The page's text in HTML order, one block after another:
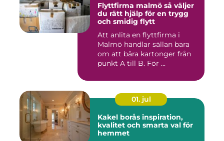
Flyttfirma malmö så väljer
du rätt hjälp för en trygg
och smidig flytt
Att anlita en flyttfirma i
Malmö handlar sällan bara
om att bära kartonger från
punkt A till B. För ...
01. jul
Kakel borås inspiration,
kvalitet och smarta val för
hemmet